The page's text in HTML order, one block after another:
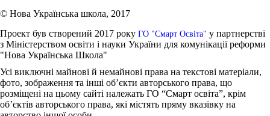
© Нова Українська школа, 2017
Проект був створений 2017 року ГО "Смарт Освіта" у партнерстві
з Міністерством освіти і науки України для комунікації реформи
"Нова Українська Школа"
Усі виключні майнові й немайнові права на текстові матеріали,
фото, зображення та інші об’єкти авторського права, що
розміщені на цьому сайті належать ГО “Смарт освіта”, крім
об’єктів авторського права, які містять пряму вказівку на